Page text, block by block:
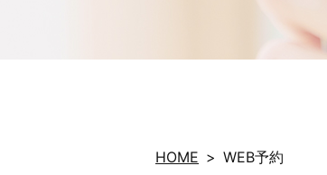
HOME WEB予約